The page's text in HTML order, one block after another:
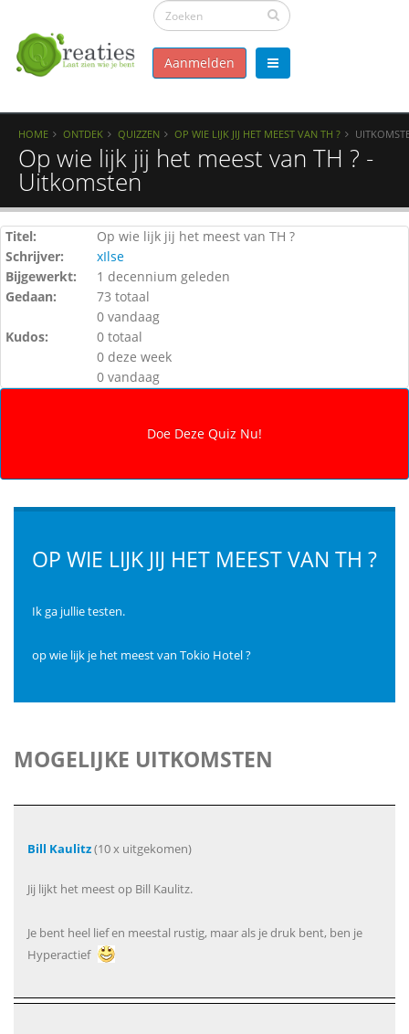
Aanmelden
HOME ONTDEK QUIZZEN OP WIE LIJK JIJ HET MEEST VAN TH ?
Op wie lijk jij het meest van TH ? -
Uitkomsten
Titel:
Op wie lijk jij het meest van TH ?
Schrijver:
xIlse
Bijgewerkt:
1 decennium geleden
Gedaan:
73 totaal
0 vandaag
Kudos:
0 totaal
0 deze week
0 vandaag
OP WIE LIJK JIJ HET MEEST VAN TH ?
Ik ga jullie testen.
op wie lijk je het meest van Tokio Hotel ?
MOGELIJKE UITKOMSTEN
Bill Kaulitz(10 x uitgekomen)
Jij lijkt het meest op Bill Kaulitz.
Je bent heel lief en meestal rustig, maar als je druk bent, ben je
Hyperactief